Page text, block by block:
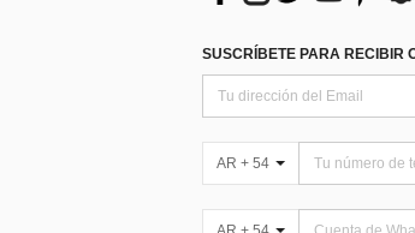
SUSCRÍBETE PARA RECIBIR
AR + 54